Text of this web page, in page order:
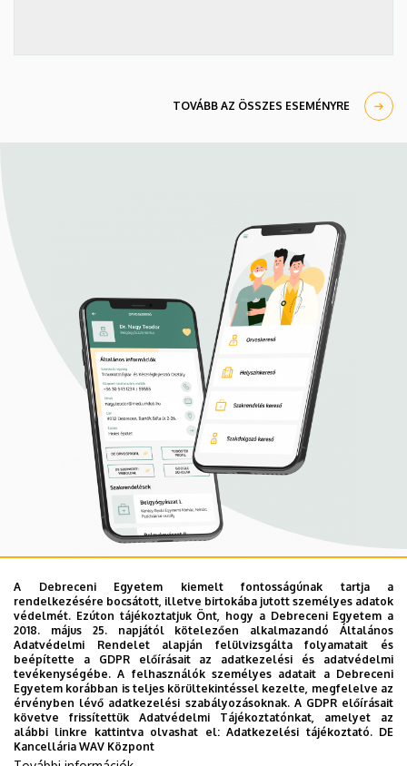
TOVÁBB AZ ÖSSZES ESEMÉNYRE
Mobil App
UD Mediversity app
Az UD Mediversity mobilalkalmazás a Debreceni Egyetem
előremutató fejlesztése, melynek célja, hogy a betegek
és a hozzátartozók egyszerűen, gyorsan
eligazodhassanak a Klinikai Központ szolgáltatásai
között, mert az Ön egészsége a mi prioritásunk. A
A Debreceni Egyetem kiemelt fontosságúnak tartja a
rendelkezésére bocsátott, illetve birtokába jutott személyes adatok
védelmét. Ezúton tájékoztatjuk Önt, hogy a Debreceni Egyetem a
2018. május 25. napjától kötelezően alkalmazandó Általános
Adatvédelmi Rendelet alapján felülvizsgálta folyamatait és
beépítette a GDPR előírásait az adatkezelési és adatvédelmi
tevékenységébe. A felhasználók személyes adatait a Debreceni
Egyetem korábban is teljes körültekintéssel kezelte, megfelelve az
érvényben lévő adatkezelési szabályozásoknak. A GDPR előírásait
követve frissítettük Adatvédelmi Tájékoztatónkat, amelyet az
alábbi linkre kattintva olvashat el:Adatkezelési tájékoztató. DE
Kancellária WAV Központ